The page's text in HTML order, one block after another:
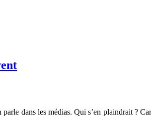
dans les médias. Qui s’en plaindrait ?